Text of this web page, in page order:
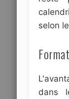
selon
dans